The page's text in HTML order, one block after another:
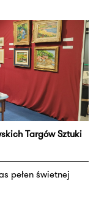
Targów Sztuki
pełen świetnej